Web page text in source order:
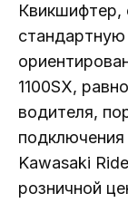
Квикшифтер,
1100SX,
водителя,
Kawasaki
розничной